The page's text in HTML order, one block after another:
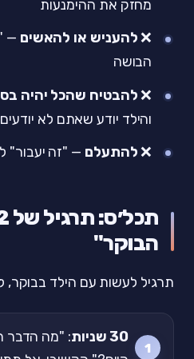
מחזק את ההימנעות
❌להעניש או להאשים —
הבושה
❌להבטיח שהכל יהיה
והילד יודע שאתם לא יודעים
❌להתעלם — "זה יעבור"
הבוקר"
תרגיל לעשות עם הילד בבוקר,
30 שניות
: "מה הדבר